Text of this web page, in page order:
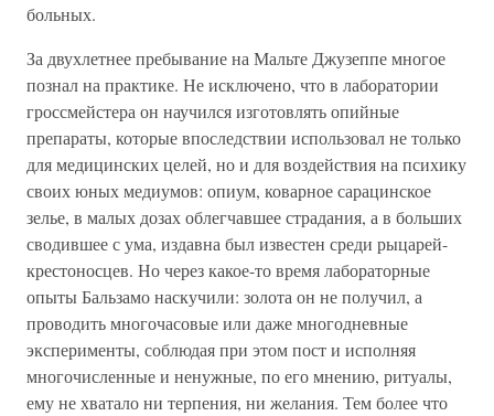
больных.
За двухлетнее пребывание на Мальте Джузеппе многое
познал на практике. Не исключено, что в лаборатории
гроссмейстера он научился изготовлять опийные
препараты, которые впоследствии использовал не только
для медицинских целей, но и для воздействия на психику
своих юных медиумов: опиум, коварное сарацинское
зелье, в малых дозах облегчавшее страдания, а в больших
сводившее с ума, издавна был известен среди рыцарей-
крестоносцев. Но через какое-то время лабораторные
опыты Бальзамо наскучили: золота он не получил, а
проводить многочасовые или даже многодневные
эксперименты, соблюдая при этом пост и исполняя
многочисленные и ненужные, по его мнению, ритуалы,
ему не хватало ни терпения, ни желания. Тем более что